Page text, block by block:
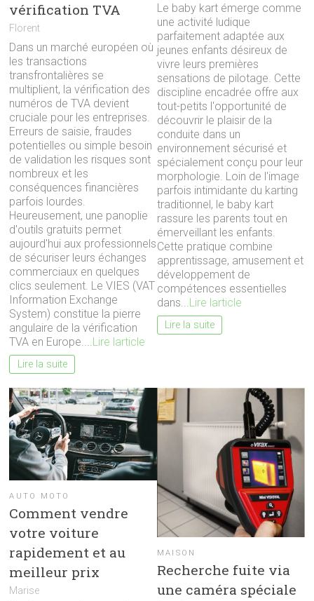
vérification TVA
Florent
Dans un marché européen où
les transactions
transfrontalières se
multiplient, la vérification des
numéros de TVA devient
cruciale pour les entreprises.
Erreurs de saisie, fraudes
potentielles ou simple besoin
de validation les risques sont
nombreux et les
conséquences financières
parfois lourdes.
Heureusement, une panoplie
d'outils gratuits permet
aujourd'hui aux professionnels
de sécuriser leurs échanges
commerciaux en quelques
clics seulement. Le VIES (VAT
Information Exchange
System) constitue la pierre
angulaire de la vérification
TVA en Europe.... Lire larticle
Lire la suite
Le baby kart émerge comme
une activité ludique
parfaitement adaptée aux
jeunes enfants désireux de
vivre leurs premières
sensations de pilotage. Cette
discipline encadrée offre aux
tout-petits l'opportunité de
découvrir le plaisir de la
conduite dans un
environnement sécurisé et
spécialement conçu pour leur
morphologie. Loin de l'image
parfois intimidante du karting
traditionnel, le baby kart
rassure les parents tout en
émerveillant les enfants.
Cette pratique combine
apprentissage, amusement et
développement de
compétences essentielles
dans... Lire larticle
Lire la suite
AUTO MOTO
Comment vendre
votre voiture
rapidement et au
meilleur prix
Marise
MAISON
Recherche fuite via
une caméra spéciale